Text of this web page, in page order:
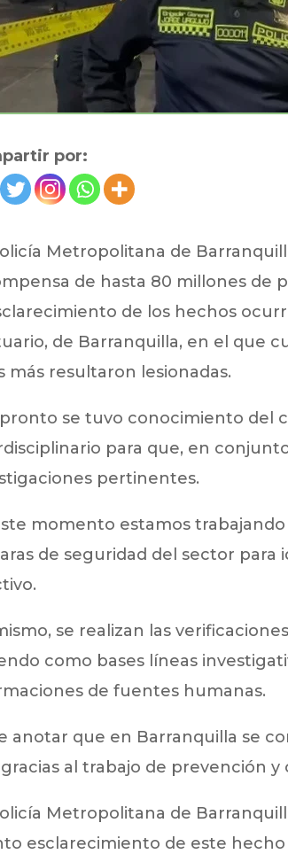
por:
Metropolitana de
de hasta 80 millones de
de los hechos
de Barranquilla, en el que
más resultaron lesionadas.
se tuvo conocimiento del
para que, en
pertinentes.
momento estamos
de seguridad del sector
se realizan las
como bases líneas
de fuentes humanas.
anotar que en Barranquilla se
al trabajo de prevención
Metropolitana de
esclarecimiento de este